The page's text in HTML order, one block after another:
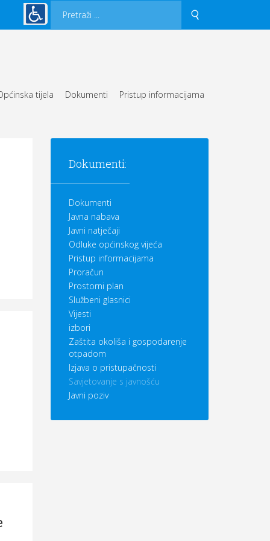
tijela Dokumenti Pristup informacijama
Dokumenti:
Dokumenti
Javna nabava
Javni natječaji
Odluke općinskog vijeća
Pristup informacijama
Proračun
Prostorni plan
Službeni glasnici
Vijesti
izbori
Zaštita okoliša i gospodarenje
otpadom
Izjava o pristupačnosti
Savjetovanje s javnošću
Javni poziv